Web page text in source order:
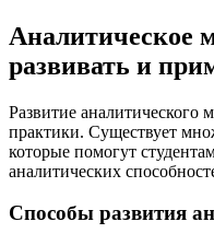
Аналитическое
развивать и
Развитие аналитического
практики. Существует
которые помогут
аналитических
Способы развития